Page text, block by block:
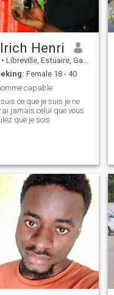
Henri
• Libreville, Estuaire, Gabon
Female 18 - 40
capable
ce que je suis je ne
jamais celui que vous
que je sois